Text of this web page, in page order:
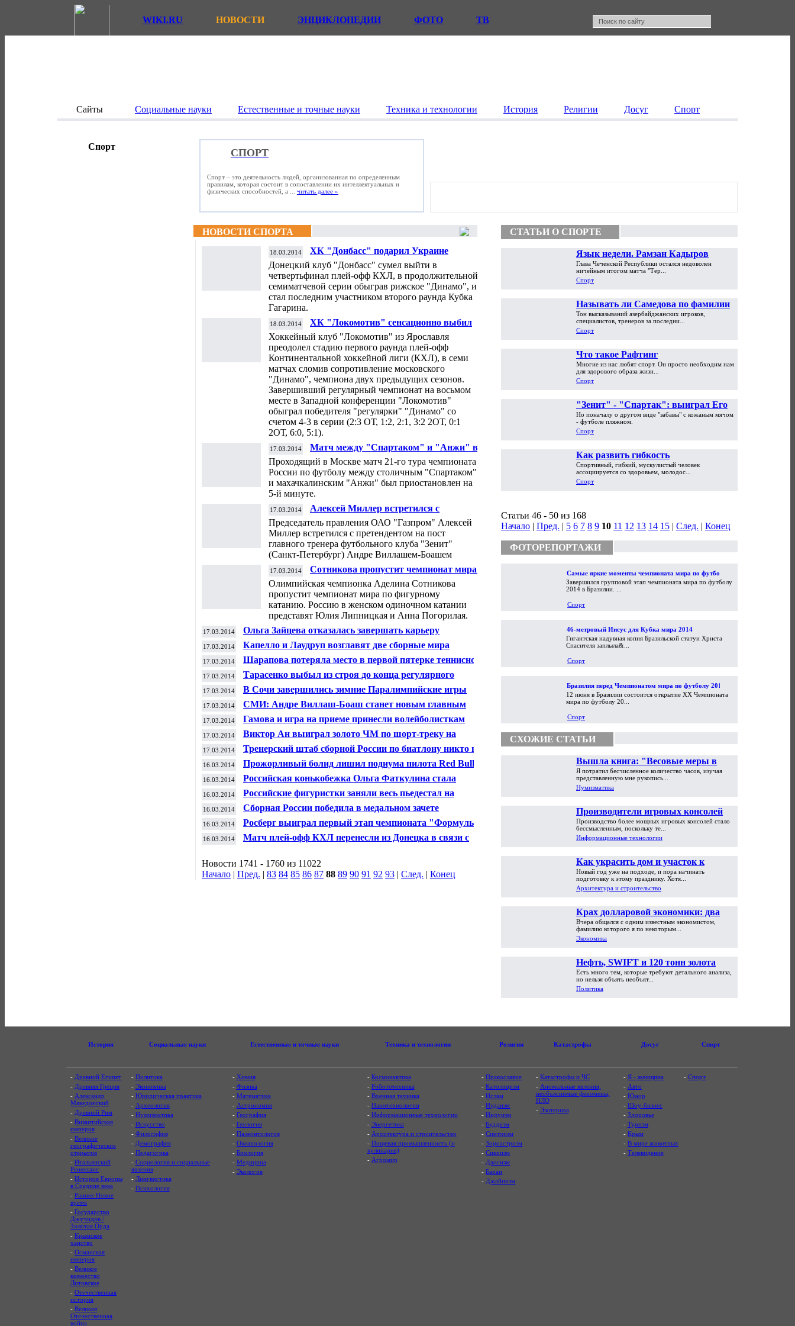
WIKI.RU НОВОСТИ ЭНЦИКЛОПЕДИИ ФОТО ТВ
Сайты Социальные науки Естественные и точные науки Техника и технологии История Религии Досуг Спорт
Спорт
СПОРТ
Спорт – это деятельность людей, организованная по определенным
правилам, которая состоит в сопоставлении их интеллектуальных и
физических способностей, а ... читать далее »
НОВОСТИ СПОРТА
18.03.2014
ХК "Донбасс" подарил Украине
четвертьфинал Кубка Гагарина
Донецкий клуб "Донбасс" сумел выйти в
четвертьфинал плей-офф КХЛ, в продолжительной
семиматчевой серии обыграв рижское "Динамо", и
стал последним участником второго раунда Кубка
Гагарина.
18.03.2014
ХК "Локомотив" сенсационно выбил
"Динамо" из плей-офф уже в первом
раунде
Хоккейный клуб "Локомотив" из Ярославля
преодолел стадию первого раунда плей-офф
Континентальной хоккейной лиги (КХЛ), в семи
матчах сломив сопротивление московского
"Динамо", чемпиона двух предыдущих сезонов.
Завершивший регулярный чемпионат на восьмом
месте в Западной конференции "Локомотив"
обыграл победителя "регулярки" "Динамо" со
счетом 4-3 в серии (2:3 ОТ, 1:2, 2:1, 3:2 2ОТ, 0:1
2ОТ, 6:0, 5:1).
17.03.2014
Матч между "Спартаком" и "Анжи" в
Черкизово был прерван на несколько
минут
Проходящий в Москве матч 21-го тура чемпионата
России по футболу между столичным "Спартаком"
и махачкалинским "Анжи" был приостановлен на
5-й минуте.
17.03.2014
Алексей Миллер встретился с
претендентом на пост главного тренера
футбольного клуба "Зенит"
Председатель правления ОАО "Газпром" Алексей
Миллер встретился с претендентом на пост
главного тренера футбольного клуба "Зенит"
(Санкт-Петербург) Андре Виллашем-Боашем
17.03.2014
Сотникова пропустит чемпионат мира по
фигурному катанию
Олимпийская чемпионка Аделина Сотникова
пропустит чемпионат мира по фигурному
катанию. Россию в женском одиночном катании
представят Юлия Липницкая и Анна Погорилая.
17.03.2014 Ольга Зайцева отказалась завершать карьеру
17.03.2014 Капелло и Лаудруп возглавят две сборные мира
17.03.2014
Шарапова потеряла место в первой пятерке теннисного
рейтинга
17.03.2014
Тарасенко выбыл из строя до конца регулярного
чемпионата НХЛ
17.03.2014 В Сочи завершились зимние Паралимпийские игры
17.03.2014
СМИ: Андре Виллаш-Боаш станет новым главным
тренером футбольного клуба "Зенит"
17.03.2014
Гамова и игра на приеме принесли волейболисткам
казанского "Динамо" победу в ЛЧ
17.03.2014
Виктор Ан выиграл золото ЧМ по шорт-треку на
дистанции 1000 метров
17.03.2014
Тренерский штаб сборной России по биатлону никто не
распускал - СБР
16.03.2014 Прожорливый болид лишил подиума пилота Red Bull
16.03.2014
Российская конькобежка Ольга Фаткулина стала
обладательницей Кубка мира на дистанции 500 м
16.03.2014
Российские фигуристки заняли весь пьедестал на
юниорском чемпионате мира
16.03.2014
Сборная России победила в медальном зачете
Паралимпиады
16.03.2014
Росберг выиграл первый этап чемпионата "Формулы-1",
россиянин Квят - десятый
16.03.2014
Матч плей-офф КХЛ перенесли из Донецка в связи с
Новости 1741 - 1760 из 11022
Начало | Пред. | 83 84 85 86 87 88 89 90 91 92 93 | След. | Конец
СТАТЬИ О СПОРТЕ
Язык недели. Рамзан Кадыров
Глава Чеченской Республики остался недоволен
ничейным итогом матча "Тер...
Спорт
Называть ли Самедова по фамилии?
Тон высказываний азербайджанских игроков,
специалистов, тренеров за последни...
Спорт
Что такое Рафтинг
Многие из нас любят спорт. Он просто необходим нам
для здорового образа жизн...
Спорт
"Зенит" - "Спартак": выиграл Его
Величество футбол
Но поначалу о другом виде "забавы" с кожаным мячом
- футболе пляжном.
Спорт
Как развить гибкость
Спортивный, гибкий, мускулистый человек
ассоциируется со здоровьем, молодос...
Спорт
Статьи 46 - 50 из 168
Начало | Пред. | 5 6 7 8 9 10 11 12 13 14 15 | След. | Конец
ФОТОРЕПОРТАЖИ
Самые яркие моменты чемпионата мира по футболу
2014
Завершился групповой этап чемпионата мира по футболу
2014 в Бразилии. ...
Спорт
46-метровый Иисус для Кубка мира 2014
Гигантская надувная копия Бразильской статуи Христа
Спасителя заплыла&...
Спорт
Бразилия перед Чемпионатом мира по футболу 2014
12 июня в Бразилии состоится открытие XX Чемпионата
мира по футболу 20...
Спорт
СХОЖИЕ СТАТЬИ
Вышла книга: "Весовые меры в
торговой практике Античности и
Средневековья"
Я потратил бесчисленное количество часов, изучая
представленную мне рукопись...
Нумизматика
Производители игровых консолей
достигли предела возможностей
Производство более мощных игровых консолей стало
бессмысленным, поскольку те...
Информационные технологии
Как украсить дом и участок к
Новому году
Новый год уже на подходе, и пора начинать
подготовку к этому празднику. Хотя...
Архитектура и строительство
Крах долларовой экономики: два
пути обрушения
Вчера общался с одним известным экономистом,
фамилию которого я по некоторым...
Экономика
Нефть, SWIFT и 120 тонн золота
Есть много тем, которые требуют детального анализа,
но нельзя объять необъят...
Политика
История Социальные науки Естественные и точные науки Техника и технологии Религии Катастрофы Досуг Спорт
- Древний Египет
- Древняя Греция
- Александр
Македонский
- Древний Рим
- Византийская
империя
- Великие
географические
открытия
- Итальянский
Ренессанс
- История Европы
в Средние века
- Раннее Новое
время
- Государство
Джучидов /
Золотая Орда
- Крымское
ханство
- Османская
империя
- Великое
княжество
Литовское
- Отечественная
история
- Великая
Отечественная
война
- Политика
- Экономика
- Юридическая практика
- Археология
- Нумизматика
- Искусство
- Философия
- Демография
- Педагогика
- Социология и социальные
явления
- Лингвистика
- Психология
- Химия
- Физика
- Математика
- Астрономия
- География
- Геология
- Палеонтология
- Океанология
- Биология
- Медицина
- Экология
- Космонавтика
- Робототехника
- Военная техника
- Нанотехнологии
- Информационные технологии
- Энергетика
- Архитектура и строительство
- Пищевая промышленность (и
кулинария)
- Агромир
-Православие
-Католицизм
-Ислам
-Иудаизм
-Индуизм
-Буддизм
-Синтоизм
-Зороастризм
-Сикхизм
- Даосизм
-Бахаи
- Джайнизм
- Катастрофы и ЧС
- Аномальные явления,
необъяснимые феномены,
НЛО
- Эзотерика
- Я - женщина
- Авто
- Юмор
- Шоу-бизнес
- Здоровье
- Туризм
- Крым
- В мире животных
- Телевидение
-Спорт